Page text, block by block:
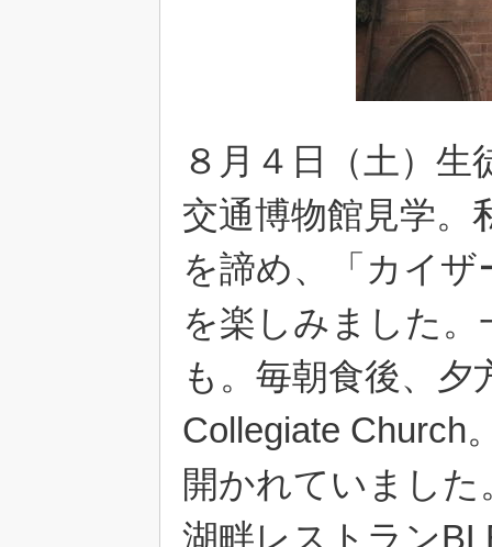
８月４日（土）
交通博物館見学。
を諦め、「カイ
を楽しみました
も。毎朝食後、
Collegiate Church
開かれていまし
湖畔レストラン